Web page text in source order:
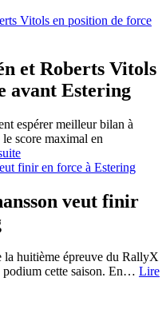
et Roberts Vitols
avant Estering
espérer meilleur bilan à
score maximal en
veut finir
la huitième épreuve du RallyX
cette saison. En… Lire